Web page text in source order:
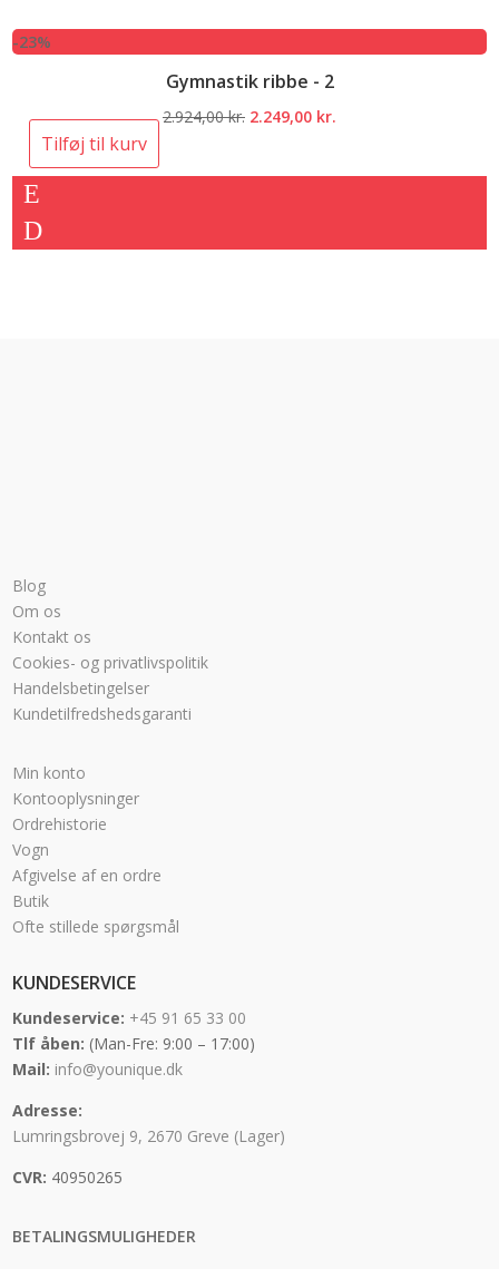
-23%
Gymnastik ribbe - 2
2.924,00kr. Den
2.249,00 kr.
Tilføj til kurv
Blog
Om os
Kontakt os
Cookies- og privatlivspolitik
Handelsbetingelser
Kundetilfredshedsgaranti
Min konto
Kontooplysninger
Ordrehistorie
Vogn
Afgivelse af en ordre
Butik
Ofte stillede spørgsmål
KUNDESERVICE
Kundeservice: +45 91 65 33 00
Tlf åben: (Man-Fre: 9:00 – 17:00)
Mail: info@younique.dk
Adresse:
Lumringsbrovej 9, 2670 Greve (Lager)
CVR: 40950265
BETALINGSMULIGHEDER